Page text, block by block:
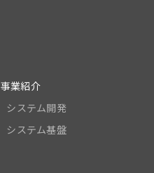
事業紹介
システム開発
システム基盤